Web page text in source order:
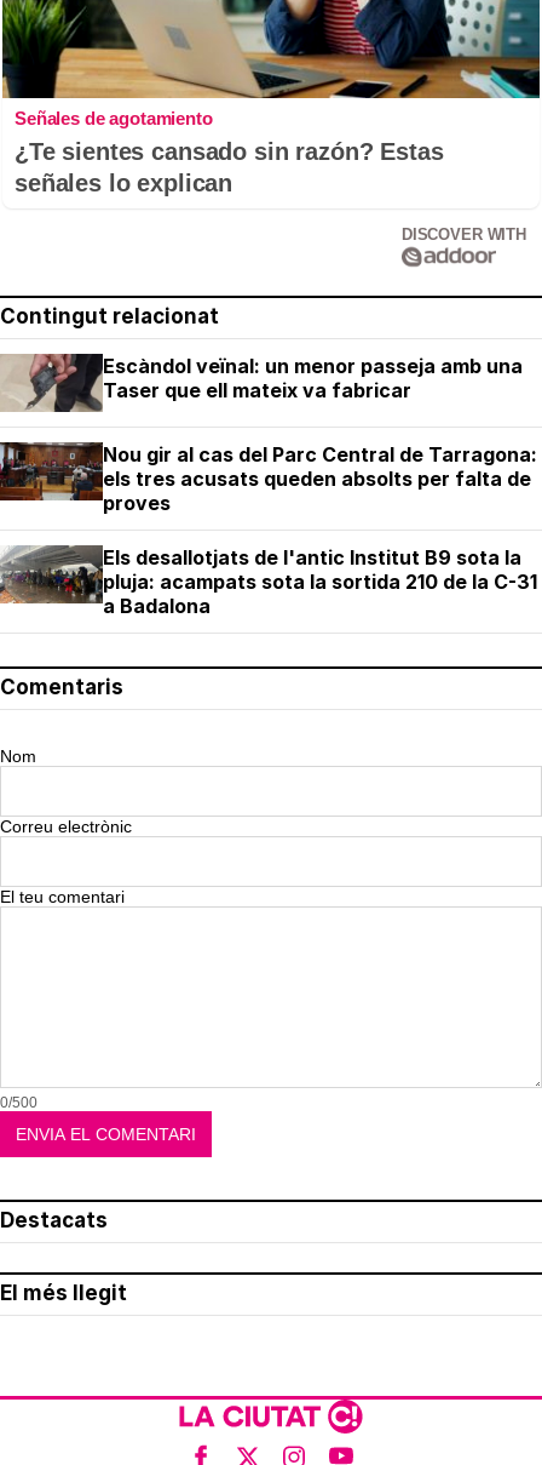
Señales de agotamiento
¿Te sientes cansado sin razón? Estas
señales lo explican
DISCOVER WITH
Contingut relacionat
Escàndol veïnal: un menor passeja amb una
Taser que ell mateix va fabricar
Nou gir al cas del Parc Central de Tarragona:
els tres acusats queden absolts per falta de
proves
Els desallotjats de l'antic Institut B9 sota la
pluja: acampats sota la sortida 210 de la C-31
a Badalona
Comentaris
Nom
Correu electrònic
El teu comentari
0/500
Destacats
El més llegit